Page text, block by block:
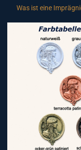
Was ist eine